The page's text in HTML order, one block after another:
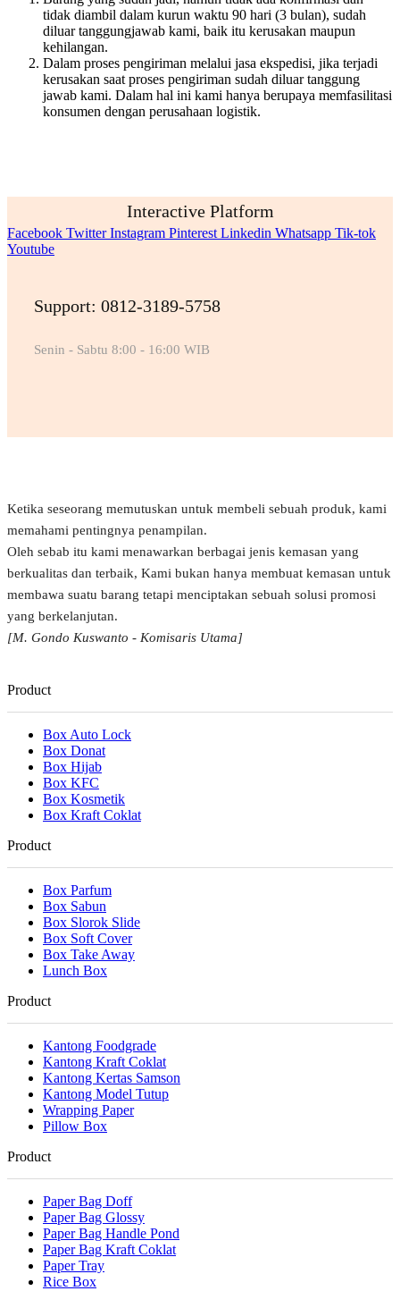
tidak diambil dalam kurun waktu 90 hari (3 bulan), sudah
diluar tanggungjawab kami, baik itu kerusakan maupun
kehilangan.
Dalam proses pengiriman melalui jasa ekspedisi, jika terjadi
kerusakan saat proses pengiriman sudah diluar tanggung
jawab kami. Dalam hal ini kami hanya berupaya memfasilitasi
konsumen dengan perusahaan logistik.
Interactive Platform
Facebook Twitter Instagram Pinterest Linkedin Whatsapp Tik-tok
Youtube
Support: 0812-3189-5758
Senin - Sabtu 8:00 - 16:00 WIB
Ketika seseorang memutuskan untuk membeli sebuah produk, kami
memahami pentingnya penampilan.
Oleh sebab itu kami menawarkan berbagai jenis kemasan yang
berkualitas dan terbaik, Kami bukan hanya membuat kemasan untuk
membawa suatu barang tetapi menciptakan sebuah solusi promosi
yang berkelanjutan.
[M. Gondo Kuswanto - Komisaris Utama]
Product
Box Auto Lock
Box Donat
Box Hijab
Box KFC
Box Kosmetik
Box Kraft Coklat
Product
Box Parfum
Box Sabun
Box Slorok Slide
Box Soft Cover
Box Take Away
Lunch Box
Product
Kantong Foodgrade
Kantong Kraft Coklat
Kantong Kertas Samson
Kantong Model Tutup
Wrapping Paper
Pillow Box
Product
Paper Bag Doff
Paper Bag Glossy
Paper Bag Handle Pond
Paper Bag Kraft Coklat
Paper Tray
Rice Box